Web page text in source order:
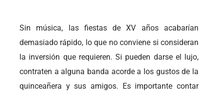
Sin música, las fiestas de XV años acabarían
demasiado rápido, lo que no conviene si consideran
la inversión que requieren. Si pueden darse el lujo,
contraten a alguna banda acorde a los gustos de la
quinceañera y sus amigos. Es importante contar